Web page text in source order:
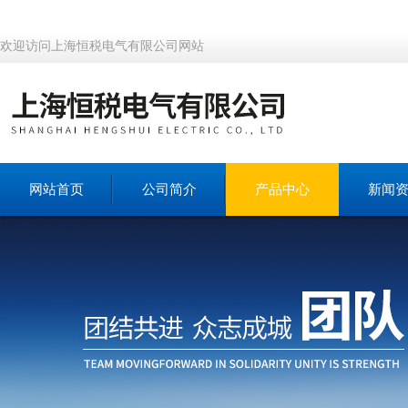
欢迎访问上海恒税电气有限公司网站
网站首页 公司简介 产品中心 新闻